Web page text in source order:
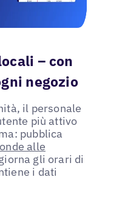
– con
negozio
il personale
più attivo
pubblica
alle
gli orari di
i dati